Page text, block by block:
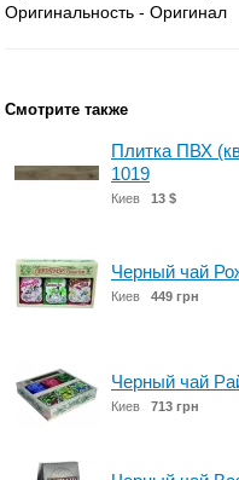
Оригинальность - Оригинал
Смотрите также
Плитка ПВХ
1019
Киев 13 $
Черный чай
Киев 449 грн
Черный чай
Киев 713 грн